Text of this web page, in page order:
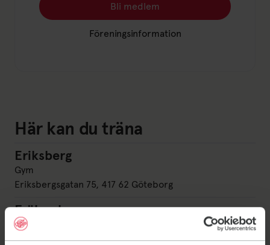
Länk till: Bli medlem
Bli medlem
Länk till: Föreningsinformation
Föreningsinformation
Här kan du träna
Eriksberg
Eriksberg
Gym
Eriksbergsgatan 75, 417 62 Göteborg
Frölunda
Frölunda
Gym
Lergöksgatan 8, 421 50 Västra Frölunda